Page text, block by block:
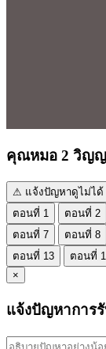
คุณหมอ 2 วิญ
⚠ แจ้งปัญหาดูไม่ได้
ตอนที่ 1
ตอนที่ 2
ตอนที่ 7
ตอนที่ 8
ตอนที่ 13
ตอนที่
×
แจ้งปัญหาการ